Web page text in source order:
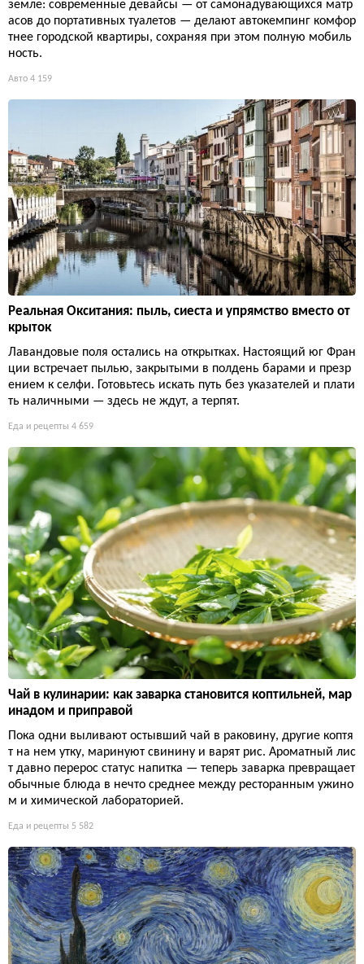
земле: современные девайсы — от самонадувающихся матр
асов до портативных туалетов — делают автокемпинг комфор
тнее городской квартиры, сохраняя при этом полную мобиль
ность.
Авто 4 159
Реальная Окситания: пыль, сиеста и упрямство вместо от
крыток
Лавандовые поля остались на открытках. Настоящий юг Фран
ции встречает пылью, закрытыми в полдень барами и презр
ением к селфи. Готовьтесь искать путь без указателей и плати
ть наличными — здесь не ждут, а терпят.
Еда и рецепты 4 659
Чай в кулинарии: как заварка становится коптильней, мар
инадом и приправой
Пока одни выливают остывший чай в раковину, другие коптя
т на нем утку, маринуют свинину и варят рис. Ароматный лис
т давно перерос статус напитка — теперь заварка превращает
обычные блюда в нечто среднее между ресторанным ужино
м и химической лабораторией.
Еда и рецепты 5 582